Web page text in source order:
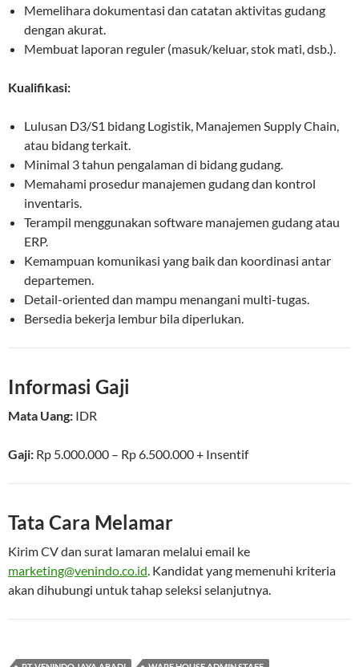
Memelihara dokumentasi dan catatan aktivitas gudang
dengan akurat.
Membuat laporan reguler (masuk/keluar, stok mati, dsb.).
Kualifikasi:
Lulusan D3/S1 bidang Logistik, Manajemen Supply Chain,
atau bidang terkait.
Minimal 3 tahun pengalaman di bidang gudang.
Memahami prosedur manajemen gudang dan kontrol
inventaris.
Terampil menggunakan software manajemen gudang atau
ERP.
Kemampuan komunikasi yang baik dan koordinasi antar
departemen.
Detail-oriented dan mampu menangani multi-tugas.
Bersedia bekerja lembur bila diperlukan.
Informasi Gaji
Mata Uang: IDR
Gaji: Rp 5.000.000 – Rp 6.500.000+ Insentif
Tata Cara Melamar
Kirim CV dan surat lamaran melalui email ke
marketing@venindo.co.id. Kandidat yang memenuhi kriteria
akan dihubungi untuk tahap seleksi selanjutnya.